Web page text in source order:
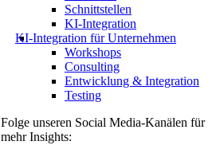
Schnittstellen
KI-Integration
KI-Integration für Unternehmen
Workshops
Consulting
Entwicklung & Integration
Testing
Folge unseren Social Media-Kanälen für
mehr Insights: